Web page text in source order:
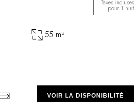
Taxes incluses
pour 1 nuit
55 m²
VOIR LA DISPONIBILITÉ